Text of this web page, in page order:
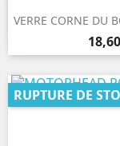

VERRE CORNE DU
RUPTURE DE